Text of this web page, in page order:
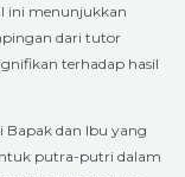
ini menunjukkan
dari tutor
terhadap hasil
Bapak dan Ibu yang
putra-putri dalam